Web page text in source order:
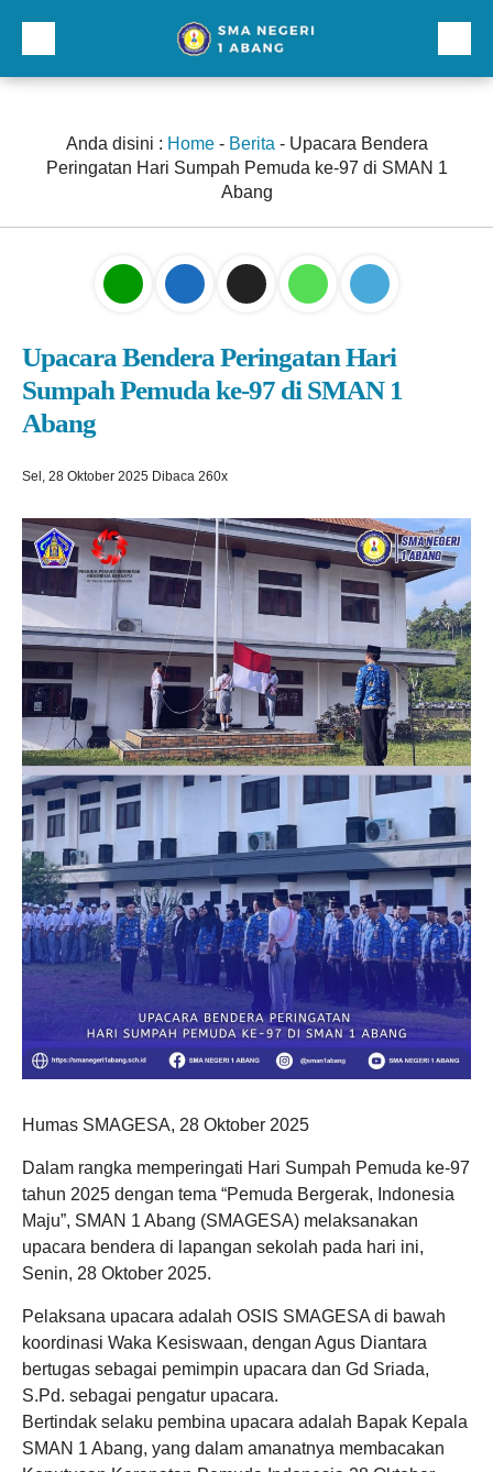
Galeri
Kurikulum dan Kesiswaan
Lainnnya
Anda disini : Home- Berita - Upacara Bendera
Peringatan Hari Sumpah Pemuda ke-97 di SMAN 1
Abang
Upacara Bendera Peringatan Hari
Sumpah Pemuda ke-97 di SMAN 1
Abang
Sel, 28 Oktober 2025 Dibaca 260x
Humas SMAGESA, 28 Oktober 2025
Dalam rangka memperingati Hari Sumpah Pemuda ke-97
tahun 2025 dengan tema “Pemuda Bergerak, Indonesia
Maju”, SMAN 1 Abang (SMAGESA) melaksanakan
upacara bendera di lapangan sekolah pada hari ini,
Senin, 28 Oktober 2025.
Pelaksana upacara adalah OSIS SMAGESA di bawah
koordinasi Waka Kesiswaan, dengan Agus Diantara
bertugas sebagai pemimpin upacara dan Gd Sriada,
S.Pd. sebagai pengatur upacara.
Bertindak selaku pembina upacara adalah Bapak Kepala
SMAN 1 Abang, yang dalam amanatnya membacakan